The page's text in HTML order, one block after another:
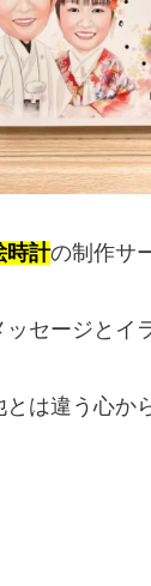
時計の制作サ
セージとイ
は違う心か